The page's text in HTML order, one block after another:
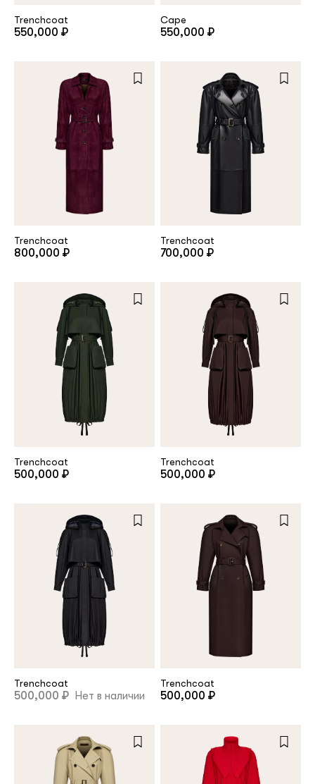
Date of birth
Subscribe to updates
privacy policy
Registered
customer
Trenchcoat
550,000 ₽
Cape
550,000 ₽
Trenchcoat
800,000 ₽
Trenchcoat
700,000 ₽
Trenchcoat
500,000 ₽
Trenchcoat
500,000 ₽
Trenchcoat
500,000 ₽ Нет в наличии
Trenchcoat
500,000 ₽